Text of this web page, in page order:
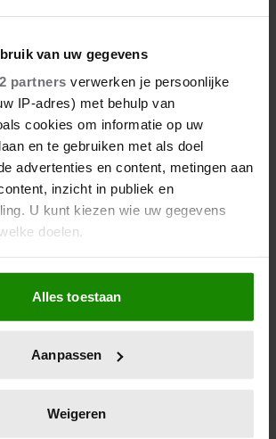
van uw gegevens
partners verwerken je persoonlijke
IP-adres) met behulp van
cookies om informatie op uw
en te gebruiken met als doel
advertenties en content, metingen aan
inzicht in publiek en
U kunt kiezen wie uw gegevens
doelen.
willen we ook graag:
verzamelen over uw geografische
een paar meter nauwkeurig kan zijn
specifieke eigenschappen (fingerprinting)
voorkeuren in het
Alles toestaan
Aanpassen
Weigeren
TERUG AAN ‘KAPOT
IMITATOR: ‘ECHT
BIJ JE PAASEI’